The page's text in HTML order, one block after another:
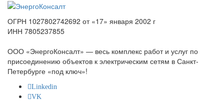
ОГРН 1027802742692 от «17» января 2002 г
ИНН 7805237855
ООО «ЭнергоКонсалт» — весь комплекс работ и услуг по
присоединению объектов к электрическим сетям в Санкт-
Петербурге «под ключ»!
Linkedin
VK